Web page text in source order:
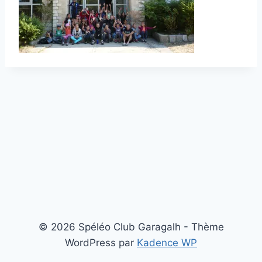
© 2026 Spéléo Club Garagalh - Thème
WordPress par Kadence WP